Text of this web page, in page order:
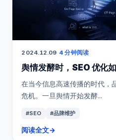
2024.12.09·4 分钟阅读
舆情发酵时，SEO 优化
在当今信息高速传播的时代，
危机。一旦舆情开始发酵...
#SEO #品牌维护
阅读全文→